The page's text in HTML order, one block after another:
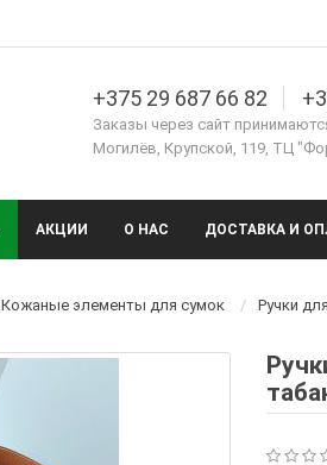
+375 29 687 66 82
Заказы через сайт
Могилёв, Крупской, 119, ТЦ
АКЦИИ О НАС ДОСТАВКА И
Кожаные элементы для сумок Ручки